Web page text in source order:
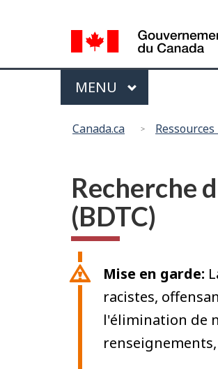
de
la
langue
Menu
MENU PRINCIPAL
Canada.ca
Recherche
(BDTC)
Mise en garde:
racistes,
l'élimination de